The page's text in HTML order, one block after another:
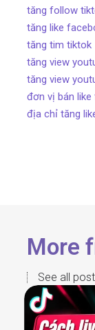
tăng follow
tăng like
tăng tim tiktok
tăng view
tăng view
đơn vị bán
địa chỉ tăng
More
See all